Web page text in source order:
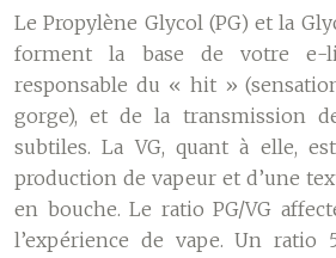
Le Propylène Glycol (PG) et la
forment la base de votre e-
responsable du « hit »
gorge), et de la transmission
subtiles. La VG, quant à elle,
production de vapeur et d’une
en bouche. Le ratio PG/VG
l’expérience de vape. Un ratio